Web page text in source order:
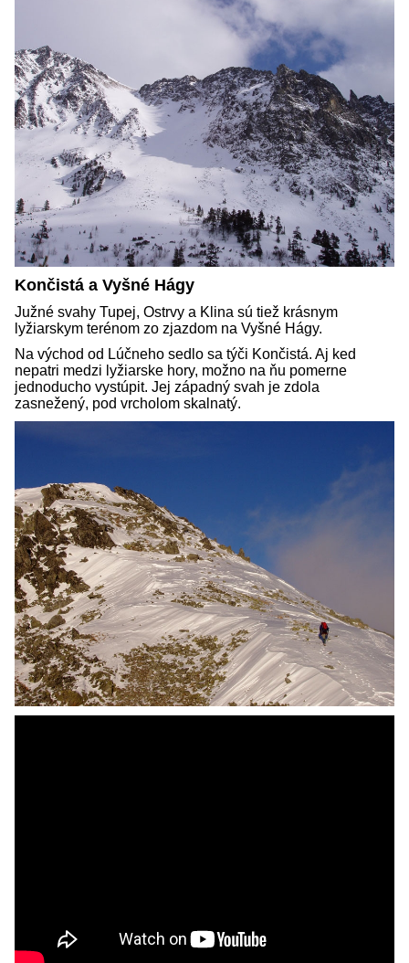
Končistá a Vyšné Hágy
Južné svahy Tupej, Ostrvy a Klina sú tiež krásnym
lyžiarskym terénom zo zjazdom na Vyšné Hágy.
Na východ od Lúčneho sedlo sa týči Končistá. Aj ked
nepatri medzi lyžiarske hory, možno na ňu pomerne
jednoducho vystúpit. Jej západný svah je zdola
zasnežený, pod vrcholom skalnatý.